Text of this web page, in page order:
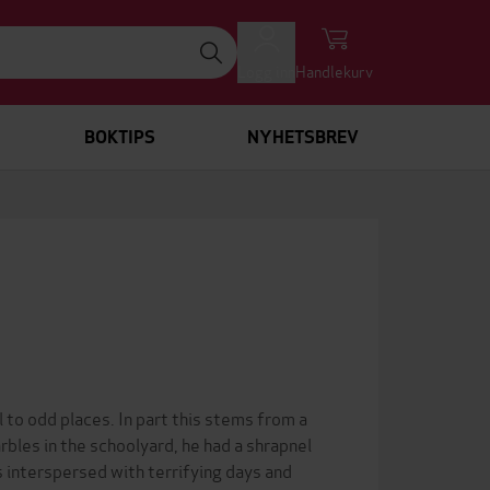
Handlekurv
BOKTIPS NYHETSBREV
to odd places. In part this stems from a
in the schoolyard, he had a shrapnel
interspersed with terrifying days and